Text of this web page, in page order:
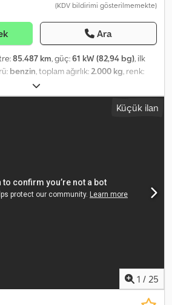
(KDV bildirimi gösterilmemekte)
Ara
85.487 km, güç:61 kW (82,94 bg), ilk
benzin, toplam ağırlık:2.000 kg, renk:
, emisyon sınıfı:
, toplam genişlik:1.400 mm, toplam
, Araç Numarası: 01 * Sigara
aracınızı peşinat olarak kabul
---- Hatalar, yazım hataları ve ön
---- 30 yılı aşkın deneyime sahip
Küçük ilan
1 / 25